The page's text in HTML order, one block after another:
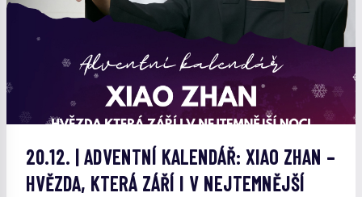
20.12. | ADVENTNÍ KALENDÁŘ: XIAO ZHAN –
HVĚZDA, KTERÁ ZÁŘÍ I V NEJTEMNĚJŠÍ